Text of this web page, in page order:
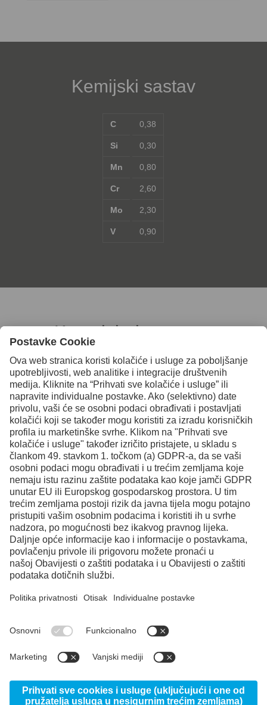
Kemijski sastav
C
Si
Mn
Cr
Mo
V
0,38
0,30
0,80
2,60
2,30
0,90
Kontaktirajte nas za
daljnje informacije
Kontakt
Facebook
Instagram
LinkedIn
YouTube